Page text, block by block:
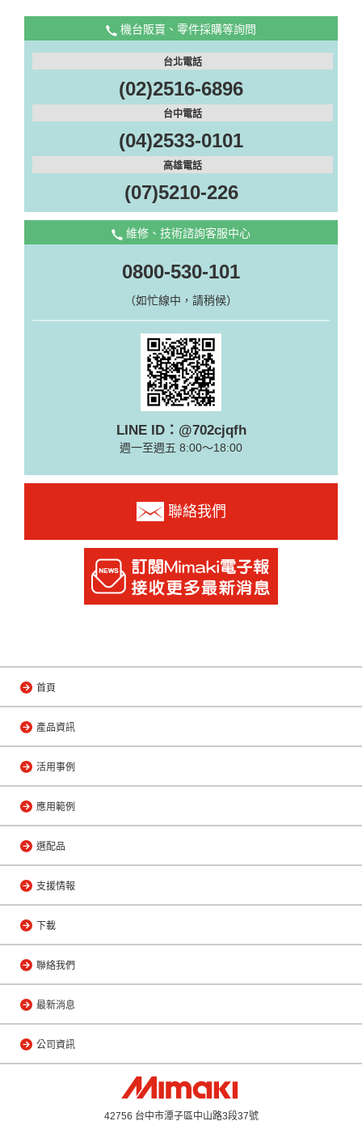
機台販賣、零件採購等詢問
台北電話
(02)2516-6896
台中電話
(04)2533-0101
高雄電話
(07)5210-226
維修、技術諮詢客服中心
0800-530-101
（如忙線中，請稍候）
LINE ID：@702cjqfh
週一至週五 8:00～18:00
聯絡我們
首頁
產品資訊
活用事例
應用範例
選配品
支援情報
下載
聯絡我們
最新消息
公司資訊
42756 台中市潭子區中山路3段37號